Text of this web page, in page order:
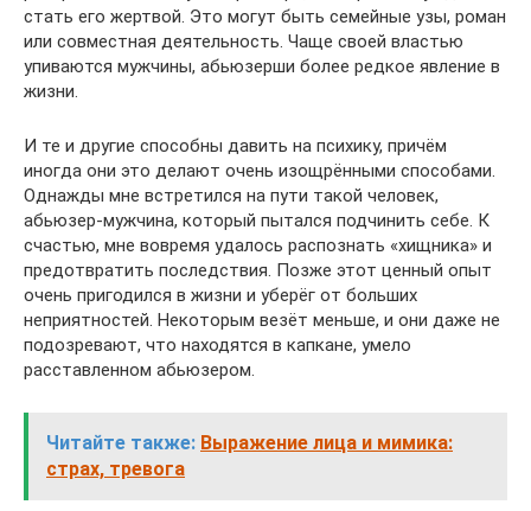
стать его жертвой. Это могут быть семейные узы, роман
или совместная деятельность. Чаще своей властью
упиваются мужчины, абьюзерши более редкое явление в
жизни.
И те и другие способны давить на психику, причём
иногда они это делают очень изощрёнными способами.
Однажды мне встретился на пути такой человек,
абьюзер-мужчина, который пытался подчинить себе. К
счастью, мне вовремя удалось распознать «хищника» и
предотвратить последствия. Позже этот ценный опыт
очень пригодился в жизни и уберёг от больших
неприятностей. Некоторым везёт меньше, и они даже не
подозревают, что находятся в капкане, умело
расставленном абьюзером.
Читайте также: Выражение лица и мимика:
страх, тревога